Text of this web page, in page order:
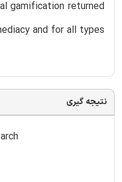
gamification returned
and for all types
نتیجه گیری